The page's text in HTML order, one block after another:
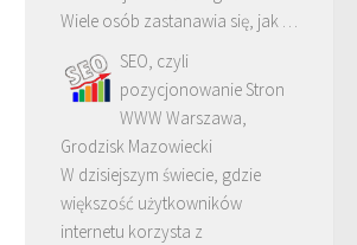
Wiele osób zastanawia się, jak …
SEO, czyli
pozycjonowanie Stron
WWW Warszawa,
Grodzisk Mazowiecki
W dzisiejszym świecie, gdzie
większość użytkowników
internetu korzysta z